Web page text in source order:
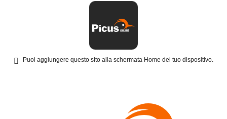
Puoi aggiungere questo sito alla schermata Home del tuo dispositivo.